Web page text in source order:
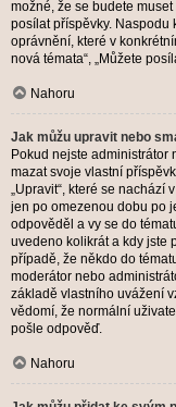
možné, že se budete
posílat příspěvky. Naspodu
oprávnění, které v
nová témata“, „Můžete
Nahoru
Jak můžu upravit nebo
Pokud nejste administrátor
mazat svoje vlastní
„Upravit“, které se nachází
jen po omezenou dobu po
odpověděl a vy se do
uvedeno kolikrát a kdy jste
případě, že někdo do
moderátor nebo
základě vlastního uvážení
vědomí, že normální
pošle odpověď.
Nahoru